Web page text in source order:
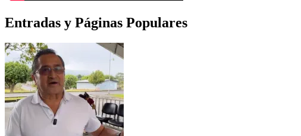
Entradas y Páginas Populares